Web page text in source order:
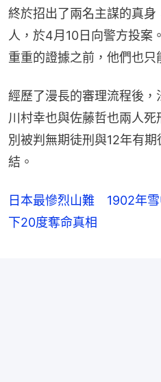
終於招出了兩名主謀的真
人，於4月10日向警方投案
重重的證據之前，他們也只
經歷了漫長的審理流程後
川村幸也與佐藤哲也兩人
別被判無期徒刑與12年有
結。
日本最慘烈山難 1902年
下20度奪命真相